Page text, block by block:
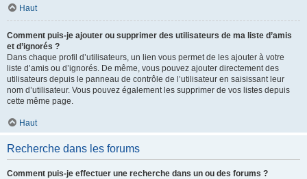
Haut
Comment puis-je ajouter ou supprimer des utilisateurs de ma liste d’amis
et d’ignorés ?
Dans chaque profil d’utilisateurs, un lien vous permet de les ajouter à votre
liste d’amis ou d’ignorés. De même, vous pouvez ajouter directement des
utilisateurs depuis le panneau de contrôle de l’utilisateur en saisissant leur
nom d’utilisateur. Vous pouvez également les supprimer de vos listes depuis
cette même page.
Haut
Recherche dans les forums
Comment puis-je effectuer une recherche dans un ou des forums ?